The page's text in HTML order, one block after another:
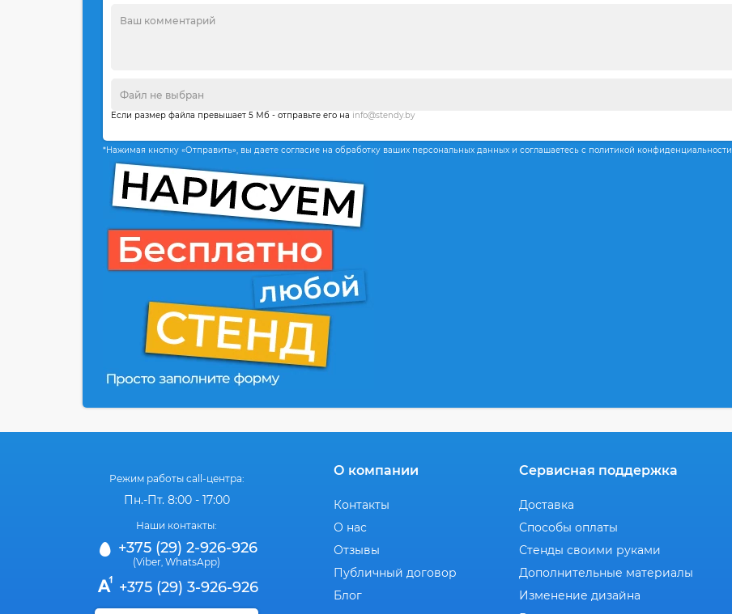
Если размер файла превышает 5 Мб - отправьте его на info@stendy.by
*Нажимая кнопку «Отправить», вы даете согласие на обработку ваших персональных данных и соглашаетесь с политикой конфиденциальности
Режим работы call-центра:
Пн.-Пт. 8:00 - 17:00
Наши контакты:
+375 (29) 2-926-926
(Viber, WhatsApp)
+375 (29) 3-926-926
О компании
Контакты
О нас
Отзывы
Публичный договор
Блог
Сервисная поддержка
Доставка
Способы оплаты
Стенды своими руками
Дополнительные материалы
Изменение дизайна